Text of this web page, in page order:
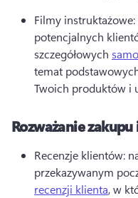
Filmy
potencjalnych
szczegółowych
temat
Twoich produktów i
Rozważanie
Recenzje klientów:
przekazywanym
recenzji klienta, w